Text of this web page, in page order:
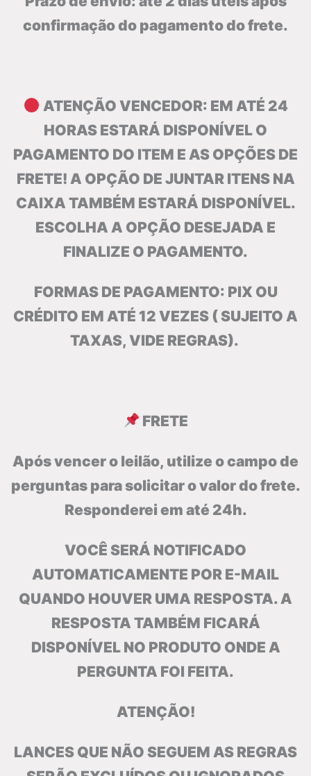
confirmação do pagamento do frete.
ATENÇÃO VENCEDOR: EM ATÉ 24
HORAS ESTARÁ DISPONÍVEL O
PAGAMENTO DO ITEM E AS OPÇÕES DE
FRETE! A OPÇÃO DE JUNTAR ITENS NA
CAIXA TAMBÉM ESTARÁ DISPONÍVEL.
ESCOLHA A OPÇÃO DESEJADA E
FINALIZE O PAGAMENTO.
FORMAS DE PAGAMENTO: PIX OU
CRÉDITO EM ATÉ 12 VEZES ( SUJEITO A
TAXAS, VIDE REGRAS).
FRETE
Após vencer o leilão, utilize o campo de
perguntas para solicitar o valor do frete.
Responderei em até 24h.
VOCÊ SERÁ NOTIFICADO
AUTOMATICAMENTE POR E-MAIL
QUANDO HOUVER UMA RESPOSTA. A
RESPOSTA TAMBÉM FICARÁ
DISPONÍVEL NO PRODUTO ONDE A
PERGUNTA FOI FEITA.
ATENÇÃO!
LANCES QUE NÃO SEGUEM AS REGRAS